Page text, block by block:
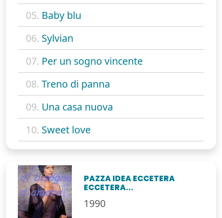
05. Baby blu
06. Sylvian
07. Per un sogno vincente
08. Treno di panna
09. Una casa nuova
10. Sweet love
PAZZA IDEA ECCETERA
ECCETERA...
1990